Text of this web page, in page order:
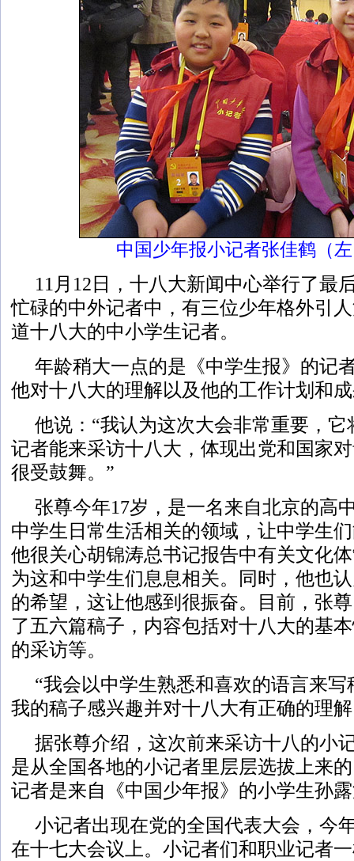
中国少年报小记者张佳鹤（
11月12日，十八大新闻中心举行了最
忙碌的中外记者中，有三位少年格外引
道十八大的中小学生记者。
年龄稍大一点的是《中学生报》的记
他对十八大的理解以及他的工作计划和
他说：“我认为这次大会非常重要，
记者能来采访十八大，体现出党和国家
很受鼓舞。”
张尊今年17岁，是一名来自北京的高
中学生日常生活相关的领域，让中学生
他很关心胡锦涛总书记报告中有关文化
为这和中学生们息息相关。同时，他也
的希望，这让他感到很振奋。目前，张
了五六篇稿子，内容包括对十八大的基
的采访等。
“我会以中学生熟悉和喜欢的语言来
我的稿子感兴趣并对十八大有正确的理
据张尊介绍，这次前来采访十八的小
是从全国各地的小记者里层层选拔上来
记者是来自《中国少年报》的小学生孙
小记者出现在党的全国代表大会，今
在十七大会议上。小记者们和职业记者